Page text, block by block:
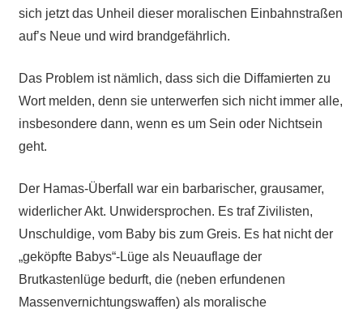
sich jetzt das Unheil dieser moralischen Einbahnstraßen
auf’s Neue und wird brandgefährlich.
Das Problem ist nämlich, dass sich die Diffamierten zu
Wort melden, denn sie unterwerfen sich nicht immer alle,
insbesondere dann, wenn es um Sein oder Nichtsein
geht.
Der Hamas-Überfall war ein barbarischer, grausamer,
widerlicher Akt. Unwidersprochen. Es traf Zivilisten,
Unschuldige, vom Baby bis zum Greis. Es hat nicht der
„geköpfte Babys“-Lüge als Neuauflage der
Brutkastenlüge bedurft, die (neben erfundenen
Massenvernichtungswaffen) als moralische